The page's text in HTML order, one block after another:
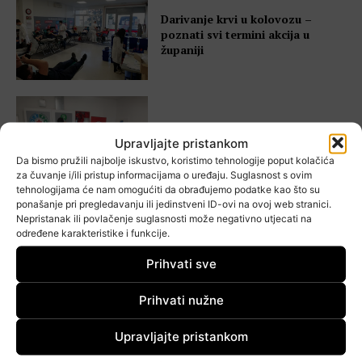
Upravljajte pristankom
Da bismo pružili najbolje iskustvo, koristimo tehnologije poput kolačića
za čuvanje i/ili pristup informacijama o uređaju. Suglasnost s ovim
tehnologijama će nam omogućiti da obrađujemo podatke kao što su
ponašanje pri pregledavanju ili jedinstveni ID-ovi na ovoj web stranici.
Nepristanak ili povlačenje suglasnosti može negativno utjecati na
određene karakteristike i funkcije.
Prihvati sve
Prihvati nužne
Upravljajte pristankom
Darivanje krvi u kolovozu –
poznati svi termini akcija u
županiji
Crveni križ Zagrebačke županije
objavio raspored akcija – ovo su
termini u Gorici
Gotovo 200 darivatelja krvi u tri
dana – Goričani još jednom
pokazali veliko srce
Od sutra kreće dobrovoljno